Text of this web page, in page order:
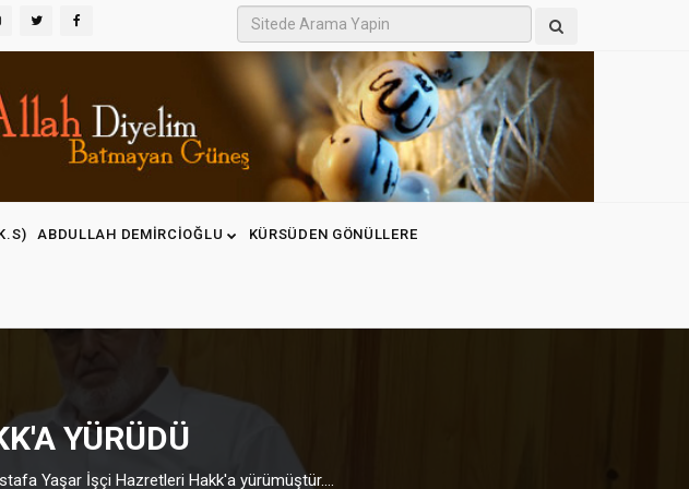
ABDULLAH DEMIRCIOĞLU KÜRSÜDEN GÖNÜLLERE
YÜRÜDÜ
Yaşar İşçi Hazretleri Hakk'a yürümüştür....